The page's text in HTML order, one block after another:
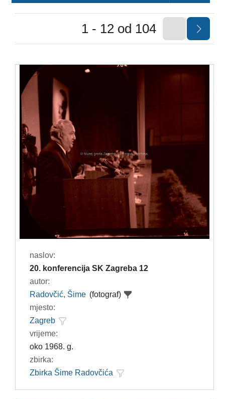
1 - 12 od 104
naslov:
20. konferencija SK Zagreba 12
autor:
Radovčić, Šime (fotograf)
mjesto:
Zagreb
vrijeme:
oko 1968. g.
zbirka:
Zbirka Šime Radovčića